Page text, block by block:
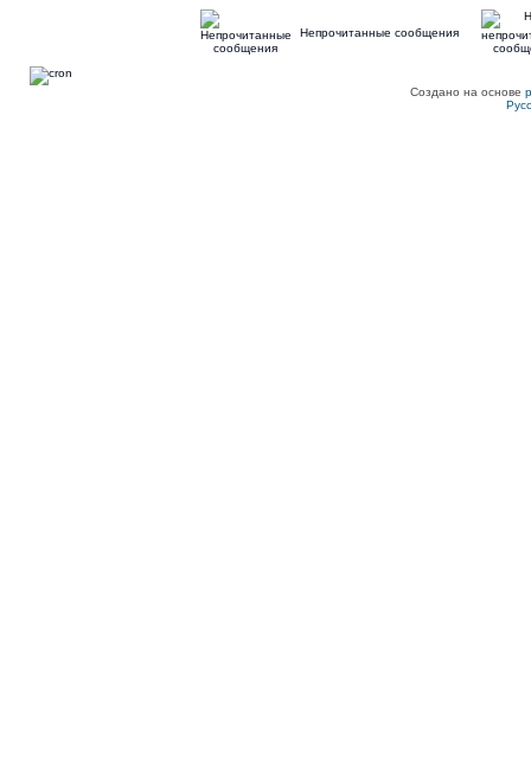
Непрочитанные сообщения
Создано на основе